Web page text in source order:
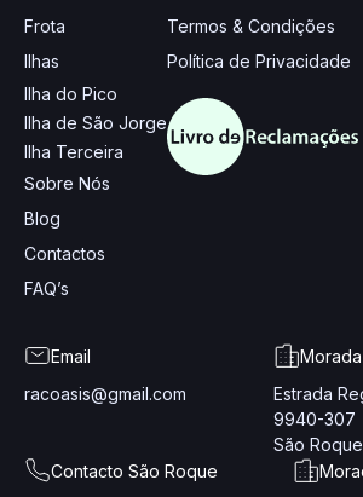
Frota
Ilhas
Ilha do Pico
Ilha de São Jorge
Ilha Terceira
Sobre Nós
Blog
Contactos
FAQ’s
Termos & Condições
Política de Privacidade
Email
racoasis@gmail.com
Estrada
9940-307
São
Contacto São Roque